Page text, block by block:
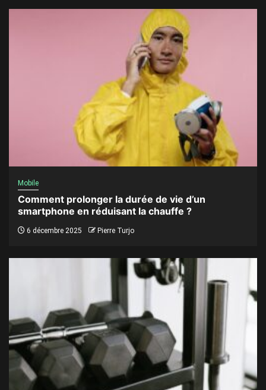
Mobile
Comment prolonger la durée de vie d’un
smartphone en réduisant la chauffe ?
6 décembre 2025 Pierre Turjo